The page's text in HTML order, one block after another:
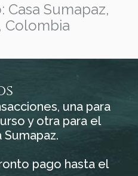
Sumapaz,
Colombia
una para
y otra para el
pago hasta el